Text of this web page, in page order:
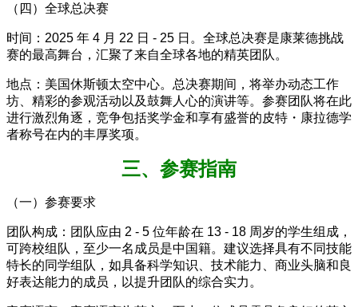
（四）全球总决赛
时间：2025 年 4 月 22 日 - 25 日。全球总决赛是康莱德挑战
赛的最高舞台，汇聚了来自全球各地的精英团队。
地点：美国休斯顿太空中心。总决赛期间，将举办动态工作
坊、精彩的参观活动以及鼓舞人心的演讲等。参赛团队将在此
进行激烈角逐，竞争包括奖学金和享有盛誉的皮特・康拉德学
者称号在内的丰厚奖项。
三、参赛指南
（一）参赛要求
团队构成：团队应由 2 - 5 位年龄在 13 - 18 周岁的学生组成，
可跨校组队，至少一名成员是中国籍。建议选择具有不同技能
特长的同学组队，如具备科学知识、技术能力、商业头脑和良
好表达能力的成员，以提升团队的综合实力。